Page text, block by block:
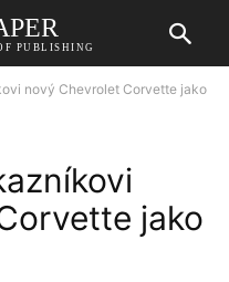
PUBLISHING
nový Chevrolet Corvette jako
jako